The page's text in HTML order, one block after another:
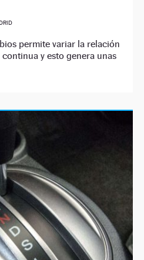
permite variar la relación
y esto genera unas